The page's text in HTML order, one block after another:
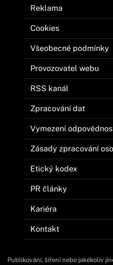
Reklama
Cookies
Všeobecné podmínky
Provozovatel webu
RSS kanál
Zpracování dat
Vymezení
Zásady zpracování
Etický kodex
PR články
Kariéra
Kontakt
Publikování, šíření nebo jakékoliv